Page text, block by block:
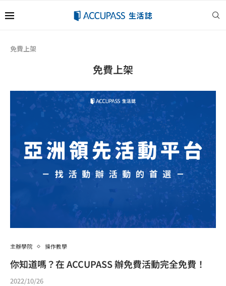
免費上架
免費上架
主辦學院 操作教學
你知道嗎？在 ACCUPASS 辦免費活動完全免費！
2022/10/26